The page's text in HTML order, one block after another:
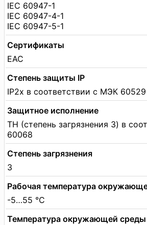
IEC 60947-1
IEC 60947-4-1
IEC 60947-5-1
Сертификаты
EAC
Степень защиты IP
IP2x в соответствии с МЭК 60529
Защитное исполнение
TH (степень загрязнения 3) в
60068
Степень загрязнения
3
Рабочая температура
-5…55 °C
Температура окружающей среды